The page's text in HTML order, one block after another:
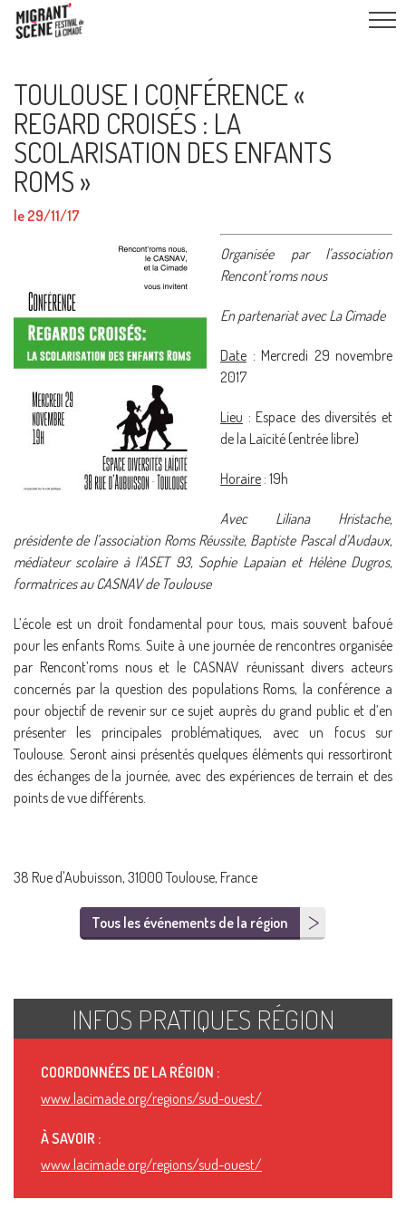
TOULOUSE I CONFÉRENCE «
REGARD CROISÉS : LA
SCOLARISATION DES ENFANTS
ROMS »
le 29/11/17
Organisée par l’association
Rencont’roms nous
En partenariat avec La Cimade
Date : Mercredi 29 novembre
2017
Lieu : Espace des diversités et
de la Laïcité (entrée libre)
Horaire : 19h
Avec Liliana Hristache,
présidente de l’association Roms Réussite, Baptiste Pascal d’Audaux,
médiateur scolaire à l’ASET 93, Sophie Lapaian et Hélène Dugros,
formatrices au CASNAV de Toulouse
L’école est un droit fondamental pour tous, mais souvent bafoué
pour les enfants Roms. Suite à une journée de rencontres organisée
par Rencont’roms nous et le CASNAV réunissant divers acteurs
concernés par la question des populations Roms, la conférence a
pour objectif de revenir sur ce sujet auprès du grand public et d’en
présenter les principales problématiques, avec un focus sur
Toulouse. Seront ainsi présentés quelques éléments qui ressortiront
des échanges de la journée, avec des expériences de terrain et des
points de vue différents.
38 Rue d'Aubuisson, 31000 Toulouse, France
Tous les événements de la région
INFOS PRATIQUES RÉGION
COORDONNÉES DE LA RÉGION :
www.lacimade.org/regions/sud-ouest/
À SAVOIR :
www.lacimade.org/regions/sud-ouest/